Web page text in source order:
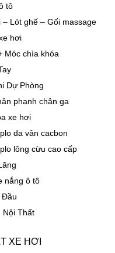
tô
Lót ghế – Gối massage
hơi
Móc chìa khóa
Dự Phòng
phanh chân ga
xe hơi
da vân cacbon
lông cừu cao cấp
nắng ô tô
Đầu
Nội Thất
XE HƠI